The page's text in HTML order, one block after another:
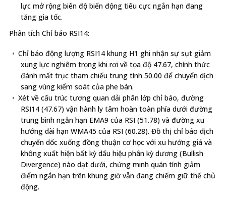
lực mở rộng biên độ biến động tiêu cực ngắn hạn đang
tăng gia tốc.
Phân tích Chỉ báo RSI14:
Chỉ báo động lượng RSI14 khung H1 ghi nhận sự sụt giảm
xung lực nghiêm trọng khi rơi về tọa độ 47.67, chính thức
đánh mất trục tham chiếu trung tính 50.00 để chuyển dịch
sang vùng kiểm soát của phe bán.
Xét về cấu trúc tương quan dải phân lớp chỉ báo, đường
RSI14 (47.67) vận hành ly tâm hoàn toàn phía dưới đường
trung bình ngắn hạn EMA9 của RSI (51.78) và đường xu
hướng dài hạn WMA45 của RSI (60.28). Đồ thị chỉ báo dịch
chuyển dốc xuống đồng thuận cơ học với xu hướng giá và
không xuất hiện bất kỳ dấu hiệu phân kỳ dương (Bullish
Divergence) nào dạt dưới, chứng minh quán tính giảm
điểm ngắn hạn trên khung giờ vẫn đang chiếm giữ thế chủ
động.